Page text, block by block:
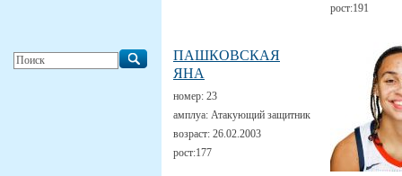
рост:191
ПАШКОВСКАЯ
ЯНА
номер: 23
амплуа: Атакующий защитник
возраст: 26.02.2003
рост:177